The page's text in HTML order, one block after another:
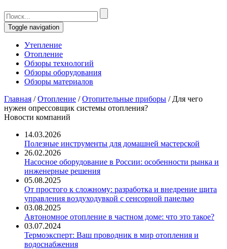
Toggle navigation
Утепление
Отопление
Обзоры технологий
Обзоры оборудования
Обзоры материалов
Главная /Отопление /Отопительные приборы / Для чего
нужен опрессовщик системы отопления?
Новости компаний
14.03.2026
Полезные инструменты для домашней мастерской
26.02.2026
Насосное оборудование в России: особенности рынка и
инженерные решения
05.08.2025
От простого к сложному: разработка и внедрение щита
управления воздуходувкой с сенсорной панелью
03.08.2025
Автономное отопление в частном доме: что это такое?
03.07.2024
Термоэксперт: Ваш проводник в мир отопления и
водоснабжения